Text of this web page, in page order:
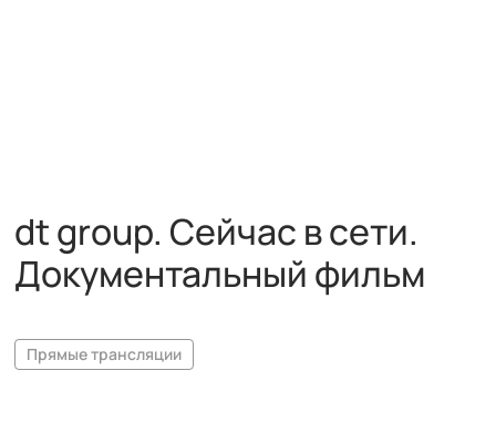
dt group. Сейчас в сети.
Документальный фильм
Прямые трансляции